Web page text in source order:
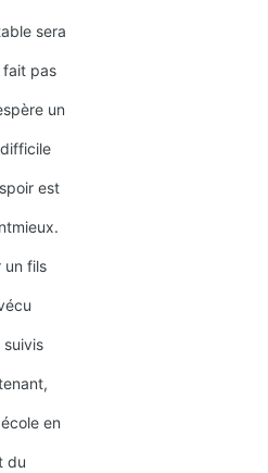
sera
fait pas
un
est
un fils
suivis
en
du